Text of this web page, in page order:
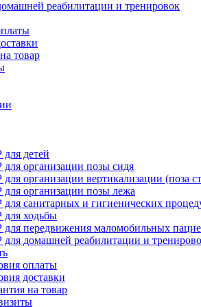
реабилитации и тренировок
товар
детей
организации позы сидя
организации вертикализации (поза
организации позы лежа
санитарных и гигиенических
ходьбы
передвижения маломобильных
домашней реабилитации и
оплаты
доставки
на товар